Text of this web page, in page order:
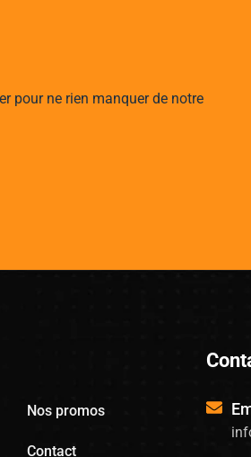
pour ne rien manquer de notre
Nos promos
Contact